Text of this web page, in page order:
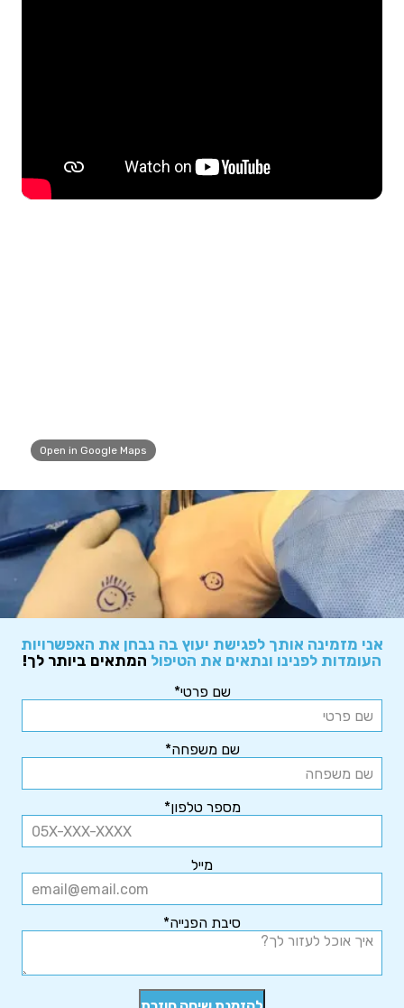
Open in Google Maps
אני מזמינה אותך לפגישת יעוץ בה נבחן את האפשרויות
העומדות לפנינו ונתאים את הטיפול המתאים ביותר לך!
שם פרטי*
שם משפחה*
מספר טלפון*
מייל
סיבת הפנייה*